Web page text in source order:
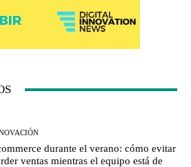
durante el verano: cómo evitar
ventas mientras el equipo está de